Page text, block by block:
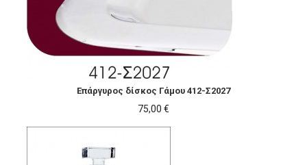
Επάργυρος δίσκος Γάμου 412-Σ2027
75,00 €